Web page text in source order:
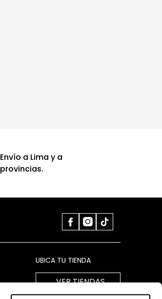
Envío a Lima y a
provincias.
UBICA TU TIENDA
VER TIENDAS